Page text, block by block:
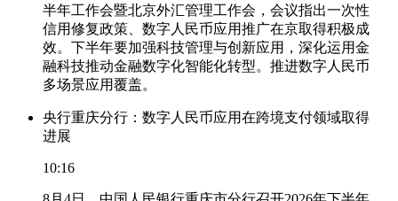
半年工作会暨北京外汇管理工作会，会议指出一次性
信用修复政策、数字人民币应用推广在京取得积极成
效。下半年要加强科技管理与创新应用，深化运用金
融科技推动金融数字化智能化转型。推进数字人民币
多场景应用覆盖。
央行重庆分行：数字人民币应用在跨境支付领域取得
进展
10:16